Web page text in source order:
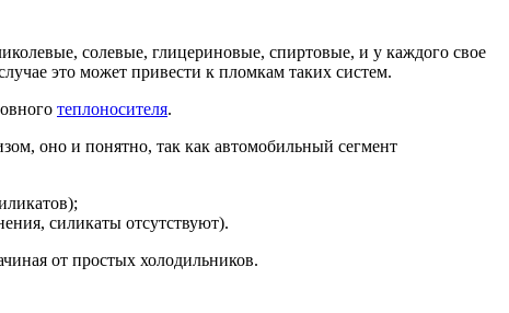
солевые, глицериновые, спиртовые, и у каждого свое
это может привести к пломкам таких систем.
теплоносителя.
оно и понятно, так как автомобильный сегмент
силикаты отсутствуют).
от простых холодильников.